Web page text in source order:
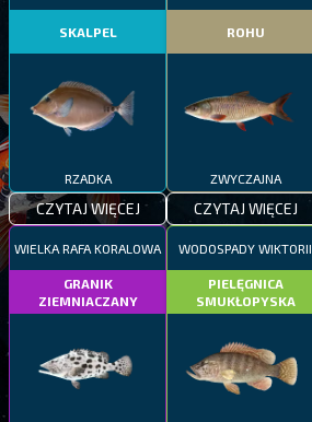
SKALPEL
RZADKA
CZYTAJ WIĘCEJ
ROHU
ZWYCZAJNA
CZYTAJ WIĘCEJ
WIELKA RAFA KORALOWA
GRANIK
ZIEMNIACZANY
WODOSPADY WIKTORII
PIELĘGNICA
SMUKŁOPYSKA